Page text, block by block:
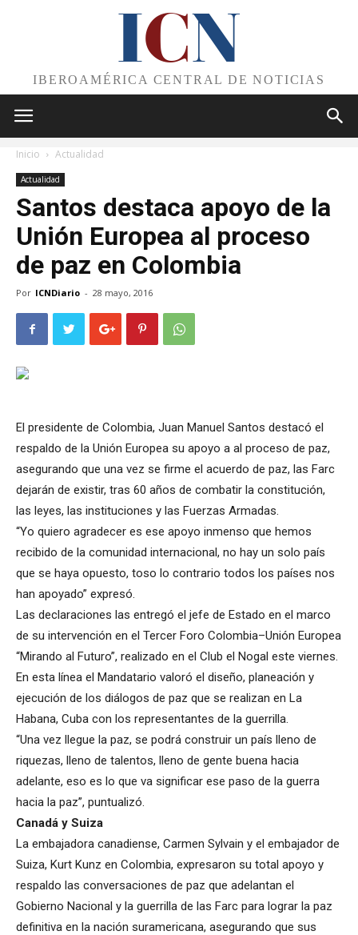
ICN
IBEROAMÉRICA CENTRAL DE NOTICIAS
Inicio Actualidad
Actualidad
Santos destaca apoyo de la
Unión Europea al proceso
de paz en Colombia
Por ICNDiario - 28 mayo, 2016
El presidente de Colombia, Juan Manuel Santos destacó el
respaldo de la Unión Europea su apoyo a al proceso de paz,
asegurando que una vez se firme el acuerdo de paz, las Farc
dejarán de existir, tras 60 años de combatir la constitución,
las leyes, las instituciones y las Fuerzas Armadas.
“Yo quiero agradecer es ese apoyo inmenso que hemos
recibido de la comunidad internacional, no hay un solo país
que se haya opuesto, toso lo contrario todos los países nos
han apoyado” expresó.
Las declaraciones las entregó el jefe de Estado en el marco
de su intervención en el Tercer Foro Colombia–Unión Europea
“Mirando al Futuro”, realizado en el Club el Nogal este viernes.
En esta línea el Mandatario valoró el diseño, planeación y
ejecución de los diálogos de paz que se realizan en La
Habana, Cuba con los representantes de la guerrilla.
“Una vez llegue la paz, se podrá construir un país lleno de
riquezas, lleno de talentos, lleno de gente buena hacia
adelante, eso es lo que va significar ese paso de la guerra
hacia la paz”, puntualizó.
Canadá y Suiza
La embajadora canadiense, Carmen Sylvain y el embajador de
Suiza, Kurt Kunz en Colombia, expresaron su total apoyo y
respaldo las conversaciones de paz que adelantan el
Gobierno Nacional y la guerrilla de las Farc para lograr la paz
definitiva en la nación suramericana, asegurando que sus